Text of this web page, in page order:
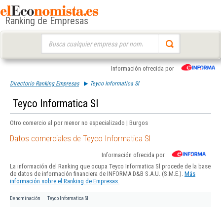
Ranking de Empresas
Información ofrecida por
Directorio Ranking Empresas Teyco Informatica Sl
Teyco Informatica Sl
Otro comercio al por menor no especializado | Burgos
Datos comerciales de Teyco Informatica Sl
Información ofrecida por
La información del Ranking que ocupa Teyco Informatica Sl procede de la base
de datos de información financiera de INFORMA D&B S.A.U. (S.M.E.). Más
información sobre el Ranking de Empresas.
Denominación Teyco Informatica Sl